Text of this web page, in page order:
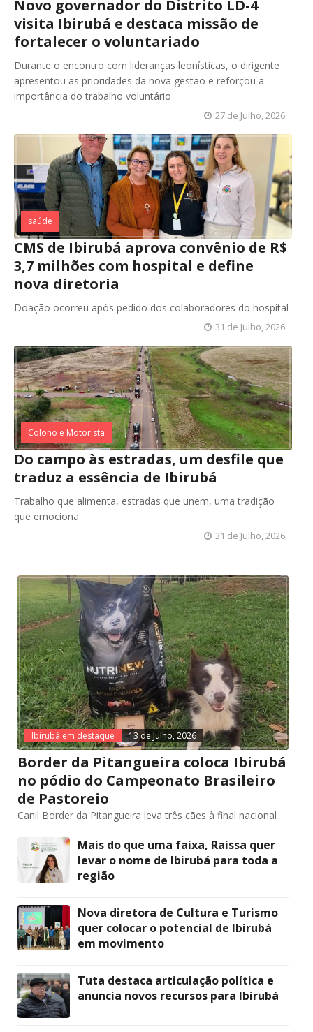
Novo governador do Distrito LD-4
visita Ibirubá e destaca missão de
fortalecer o voluntariado
Durante o encontro com lideranças leonísticas, o dirigente
apresentou as prioridades da nova gestão e reforçou a
importância do trabalho voluntário
27 de Julho, 2026
saúde
CMS de Ibirubá aprova convênio de R$
3,7 milhões com hospital e define
nova diretoria
Doação ocorreu após pedido dos colaboradores do hospital
31 de Julho, 2026
Colono e Motorista
Do campo às estradas, um desfile que
traduz a essência de Ibirubá
Trabalho que alimenta, estradas que unem, uma tradição
que emociona
31 de Julho, 2026
Ibirubá em destaque 13 de Julho, 2026
Border da Pitangueira coloca Ibirubá
no pódio do Campeonato Brasileiro
de Pastoreio
Canil Border da Pitangueira leva três cães à final nacional
Mais do que uma faixa, Raissa quer
levar o nome de Ibirubá para toda a
região
Nova diretora de Cultura e Turismo
quer colocar o potencial de Ibirubá
em movimento
Tuta destaca articulação política e
anuncia novos recursos para Ibirubá